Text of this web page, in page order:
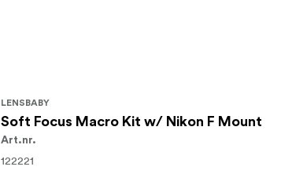
LENSBABY
Soft Focus Macro Kit w/ Nikon F Mount
Art.nr.
122221